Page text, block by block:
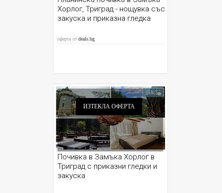
Хорлог, Триград - нощувка със
закуска и приказна гледка
оферта отdeals.bg
ИЗТЕКЛА ОФЕРТА
Почивка в Замъка Хорлог в
Триград с приказни гледки и
закуска